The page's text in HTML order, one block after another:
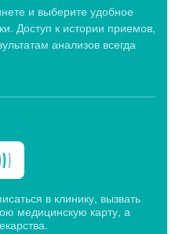
и выберите удобное
Доступ к истории приемов,
анализов всегда
в клинику, вызвать
медицинскую карту, а